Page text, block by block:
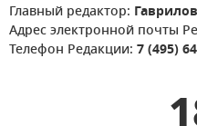
Главный редактор:
Адрес электронной почты
Телефон Редакции: 7 (495)